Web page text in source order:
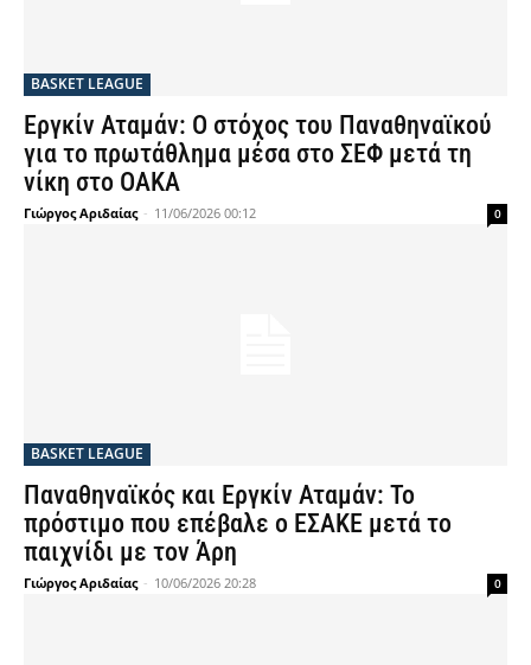
BASKET LEAGUE
Εργκίν Αταμάν: Ο στόχος του Παναθηναϊκού
για το πρωτάθλημα μέσα στο ΣΕΦ μετά τη
νίκη στο ΟΑΚΑ
Γιώργος Αριδαίας - 11/06/2026 00:12 0
BASKET LEAGUE
Παναθηναϊκός και Εργκίν Αταμάν: Το
πρόστιμο που επέβαλε ο ΕΣΑΚΕ μετά το
παιχνίδι με τον Άρη
Γιώργος Αριδαίας - 10/06/2026 20:28 0